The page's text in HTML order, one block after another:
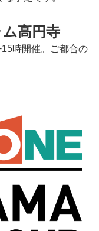
高円寺
時開催。ご都合の